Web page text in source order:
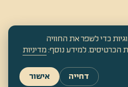
כדי לשפר את החוויה
הכרטיסים. למידע נוסף:מדיניות
דחייה
אישור